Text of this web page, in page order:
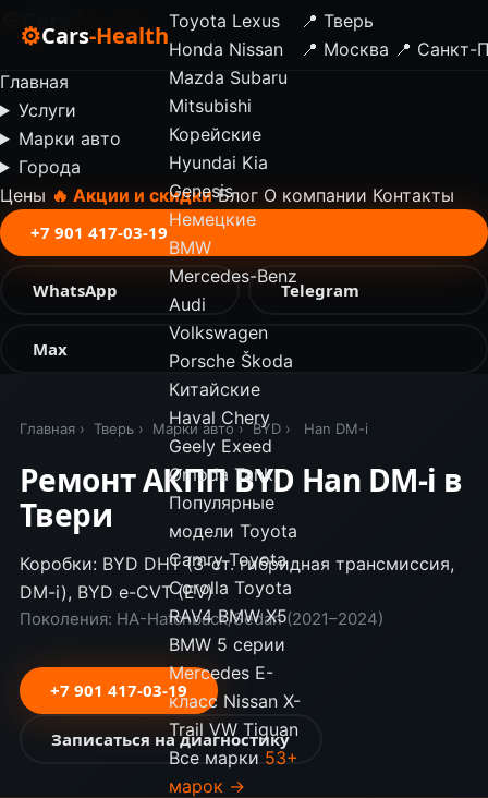
⚙Cars-HealthToyota Lexus
Honda Nissan
Mazda Subaru
Mitsubishi
Корейские
Hyundai Kia
Genesis
Немецкие
BMW
Mercedes-Benz
Audi
Volkswagen
Porsche Škoda
Китайские
Haval Chery
Geely Exeed
Omoda Tank
Популярные
модели Toyota
Camry Toyota
Corolla Toyota
RAV4 BMW X5
BMW 5 серии
Mercedes E-
класс Nissan X-
Trail VW Tiguan
Все марки 53+
марок →
📍 Тверь
📍 Москва 📍 Санкт-
Cars -Health
Главная
Услуги
Марки авто
Города
Цены 🔥 Акции и скидки Блог О компании Контакты
+7 901 417-03-19
WhatsApp Telegram
Max
Главная › Тверь › Марки авто › BYD › Han DM-i
Ремонт АКПП BYD Han DM-i в
Твери
Коробки: BYD DHT (3-ст. гибридная трансмиссия,
DM-i), BYD e-CVT (EV)
Поколения: HA-Hatchback/Sedan (2021–2024)
+7 901 417-03-19
Записаться на диагностику